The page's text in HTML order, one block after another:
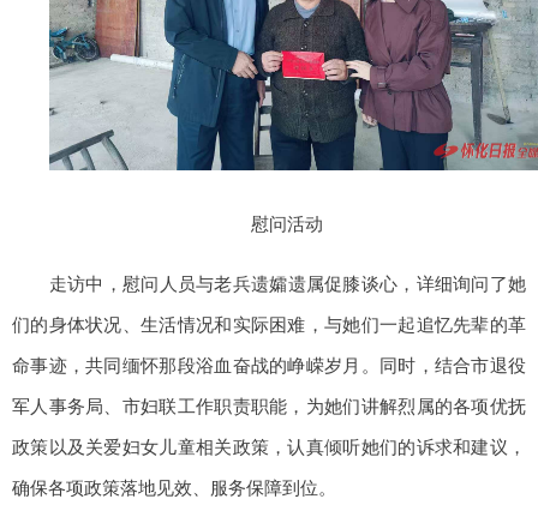
慰问活动
走访中，慰问人员与老兵遗孀遗属促膝谈心，详细询问了她
们的身体状况、生活情况和实际困难，与她们一起追忆先辈的革
命事迹，共同缅怀那段浴血奋战的峥嵘岁月。同时，结合市退役
军人事务局、市妇联工作职责职能，为她们讲解烈属的各项优抚
政策以及关爱妇女儿童相关政策，认真倾听她们的诉求和建议，
确保各项政策落地见效、服务保障到位。